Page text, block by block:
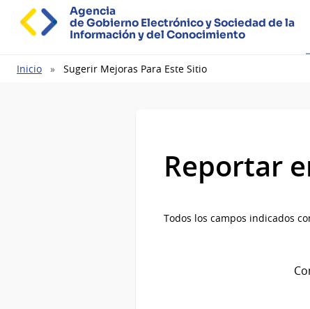
Agencia
de Gobierno Electrónico y Sociedad de la
Información y del Conocimiento
Ruta
Inicio Sugerir Mejoras Para Este Sitio
Reportar
Todos los campos indicados